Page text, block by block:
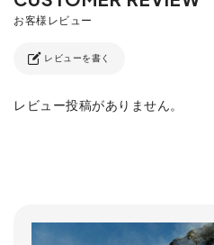
レビューを書く
レビュー投稿がありません。